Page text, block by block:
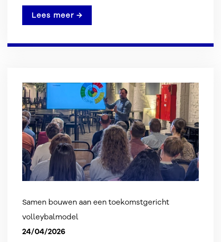
Lees meer →
Samen bouwen aan een toekomstgericht
volleybalmodel
24/04/2026